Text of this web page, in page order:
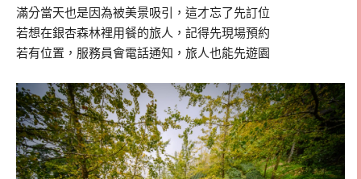
滿分當天也是因為被美景吸引，這才忘了先訂位
若想在銀杏森林裡用餐的旅人，記得先現場預約
若有位置，服務員會電話通知，旅人也能先遊園